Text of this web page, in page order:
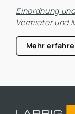
Einordnung
Vermieter und
Mehr